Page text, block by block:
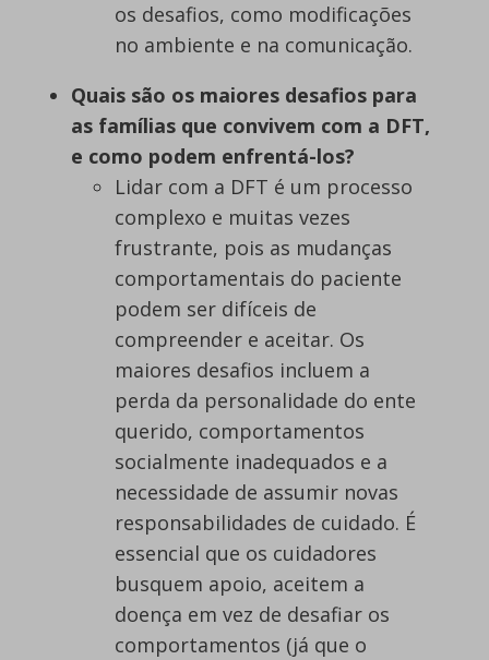
os desafios, como modificações
no ambiente e na comunicação.
Quais são os maiores desafios para
as famílias que convivem com a DFT,
e como podem enfrentá-los?
Lidar com a DFT é um processo
complexo e muitas vezes
frustrante, pois as mudanças
comportamentais do paciente
podem ser difíceis de
compreender e aceitar. Os
maiores desafios incluem a
perda da personalidade do ente
querido, comportamentos
socialmente inadequados e a
necessidade de assumir novas
responsabilidades de cuidado. É
essencial que os cuidadores
busquem apoio, aceitem a
doença em vez de desafiar os
comportamentos (já que o